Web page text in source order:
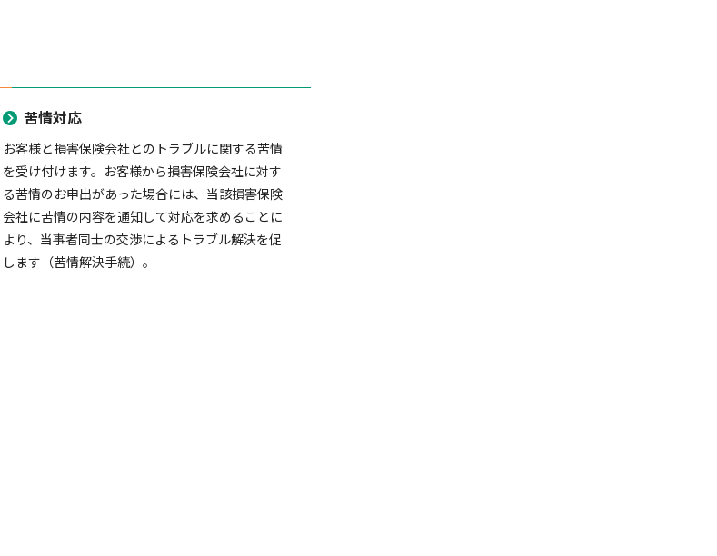
苦情対応
お客様と損害保険会社とのトラブルに関する苦情
を受け付けます。お客様から損害保険会社に対す
る苦情のお申出があった場合には、当該損害保険
会社に苦情の内容を通知して対応を求めることに
より、当事者同士の交渉によるトラブル解決を促
します（苦情解決手続）。